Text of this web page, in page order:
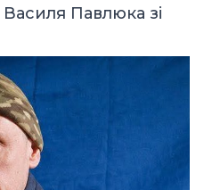
Павлюка зі